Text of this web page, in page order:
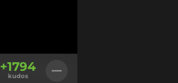
+1794
kudos